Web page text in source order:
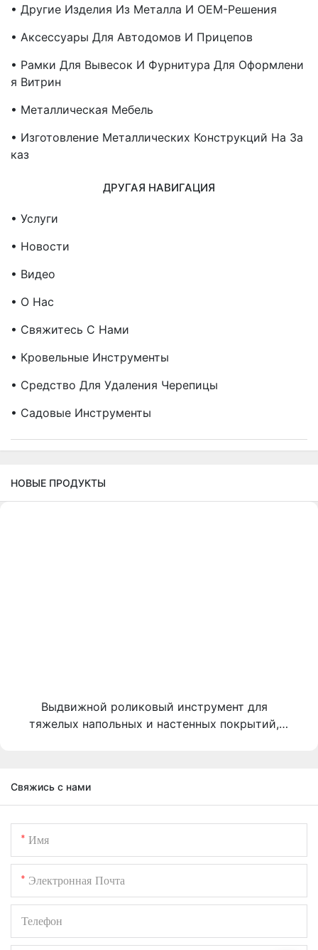
• Другие Изделия Из Металла И OEM-Решения
• Аксессуары Для Автодомов И Прицепов
• Рамки Для Вывесок И Фурнитура Для Оформлени
Я Витрин
• Металлическая Мебель
• Изготовление Металлических Конструкций На За
Каз
ДРУГАЯ НАВИГАЦИЯ
• Услуги
• Новости
• Видео
• О Нас
• Свяжитесь С Нами
• Кровельные Инструменты
• Средство Для Удаления Черепицы
• Садовые Инструменты
НОВЫЕ ПРОДУКТЫ
Выдвижной роликовый инструмент для
тяжелых напольных и настенных покрытий,
Свяжись с нами
Имя
Электронная Почта
Телефон